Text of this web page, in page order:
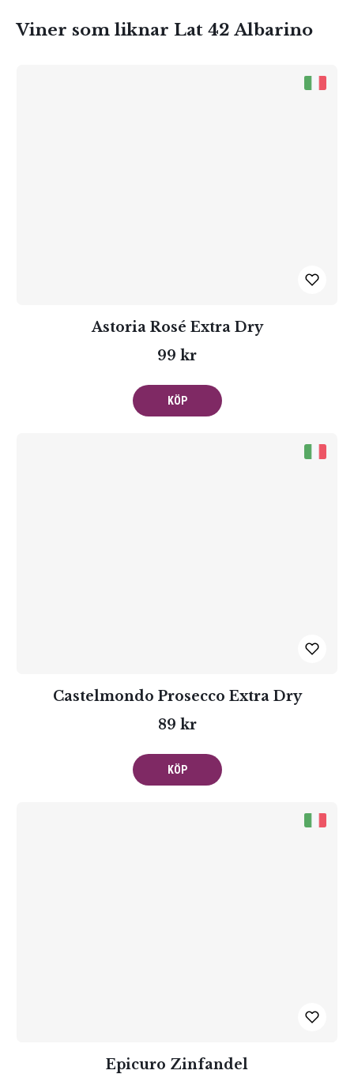
Viner som liknar Lat 42 Albarino
Astoria Rosé Extra Dry
99 kr
KÖP
Castelmondo Prosecco Extra Dry
89 kr
KÖP
Epicuro Zinfandel